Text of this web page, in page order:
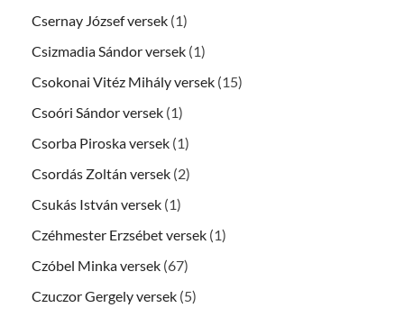
Csernay József versek (1)
Csizmadia Sándor versek (1)
Csokonai Vitéz Mihály versek (15)
Csoóri Sándor versek (1)
Csorba Piroska versek (1)
Csordás Zoltán versek (2)
Csukás István versek (1)
Czéhmester Erzsébet versek (1)
Czóbel Minka versek (67)
Czuczor Gergely versek (5)